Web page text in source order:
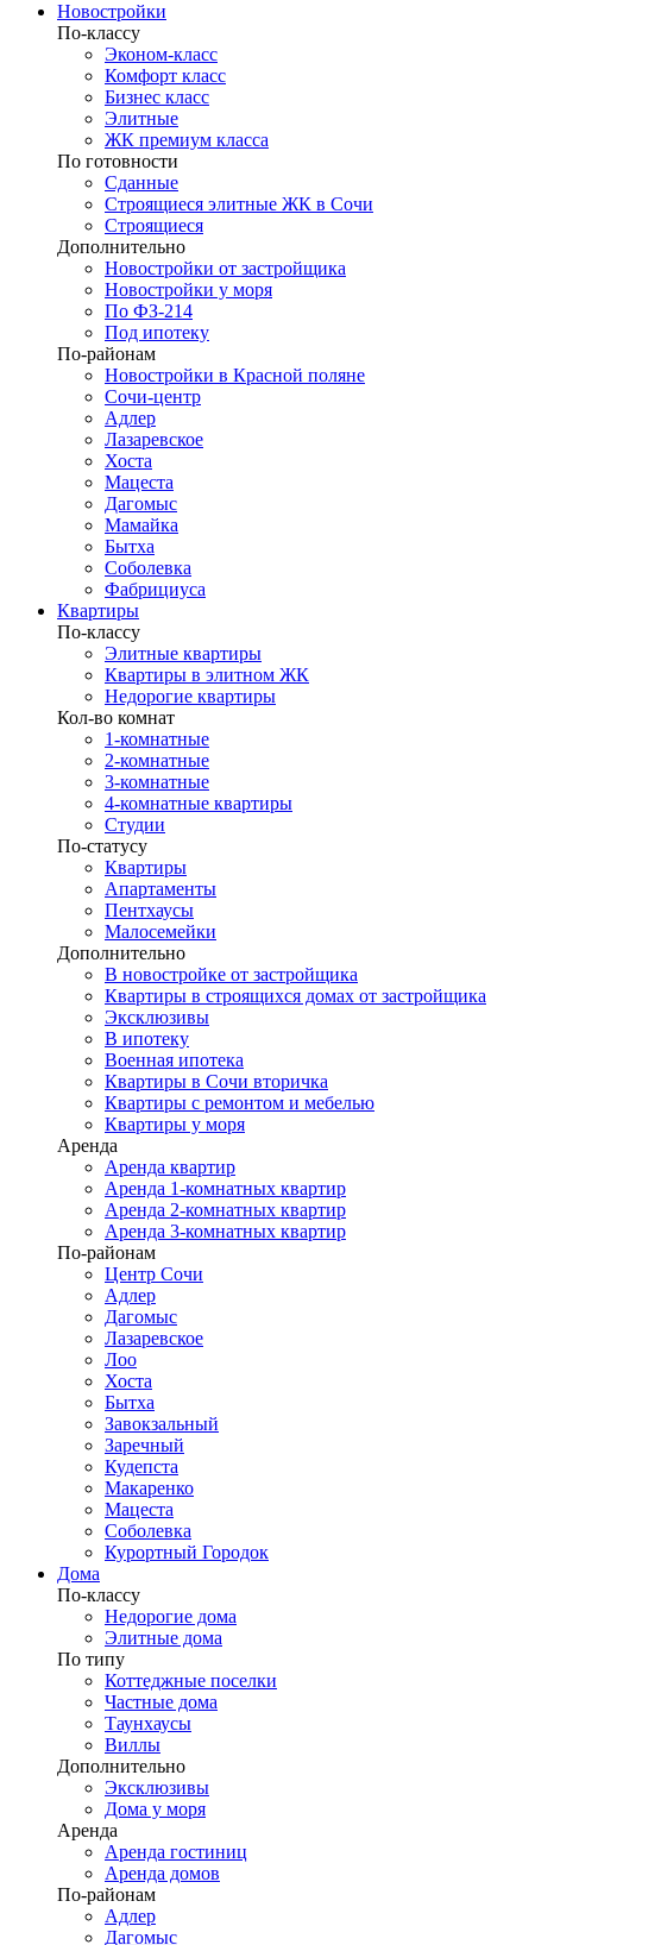
Новостройки
По-классу
Эконом-класс
Комфорт класс
Бизнес класс
Элитные
ЖК премиум класса
По готовности
Сданные
Строящиеся элитные ЖК в Сочи
Строящиеся
Дополнительно
Новостройки от застройщика
Новостройки у моря
По ФЗ-214
Под ипотеку
По-районам
Новостройки в Красной поляне
Сочи-центр
Адлер
Лазаревское
Хоста
Мацеста
Дагомыс
Мамайка
Бытха
Соболевка
Фабрициуса
Квартиры
По-классу
Элитные квартиры
Квартиры в элитном ЖК
Недорогие квартиры
Кол-во комнат
1-комнатные
2-комнатные
3-комнатные
4-комнатные квартиры
Студии
По-статусу
Квартиры
Апартаменты
Пентхаусы
Малосемейки
Дополнительно
В новостройке от застройщика
Квартиры в строящихся домах от застройщика
Эксклюзивы
В ипотеку
Военная ипотека
Квартиры в Сочи вторичка
Квартиры с ремонтом и мебелью
Квартиры у моря
Аренда
Аренда квартир
Аренда 1-комнатных квартир
Аренда 2-комнатных квартир
Аренда 3-комнатных квартир
По-районам
Центр Сочи
Адлер
Дагомыс
Лазаревское
Лоо
Хоста
Бытха
Завокзальный
Заречный
Кудепста
Макаренко
Мацеста
Соболевка
Курортный Городок
Дома
По-классу
Недорогие дома
Элитные дома
По типу
Коттеджные поселки
Частные дома
Таунхаусы
Виллы
Дополнительно
Эксклюзивы
Дома у моря
Аренда
Аренда гостиниц
Аренда домов
По-районам
Адлер
Дагомыс